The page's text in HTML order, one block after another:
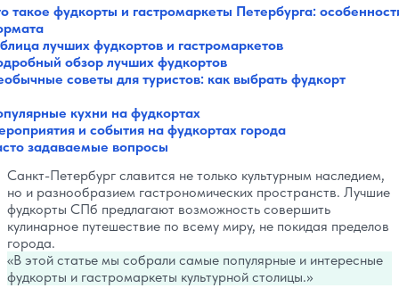
Все категории
Музеи
Галереи
Парки
Площади
Пляжи
Мосты
Разное
Зоопарки
Интересное в городах
Советы путешественнику
Санатории
Реки и озера
такое фудкорты и гастромаркеты Петербурга:
лучших фудкортов и гастромаркетов
обзор лучших фудкортов
советы для туристов: как выбрать фудкорт
кухни на фудкортах
и события на фудкортах города
задаваемые вопросы
Санкт-Петербург славится не только культурным наследием,
но и разнообразием гастрономических пространств. Лучшие
фудкорты СПб предлагают возможность совершить
кулинарное путешествие по всему миру, не покидая пределов
города.
В этой статье мы собрали самые популярные и интересные
фудкорты и гастромаркеты культурной столицы.